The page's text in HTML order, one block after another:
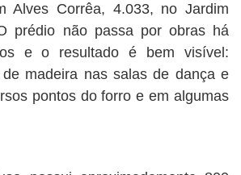
Alves Corrêa, 4.033, no Jardim
prédio não passa por obras há
e o resultado é bem visível:
madeira nas salas de dança e
pontos do forro e em algumas